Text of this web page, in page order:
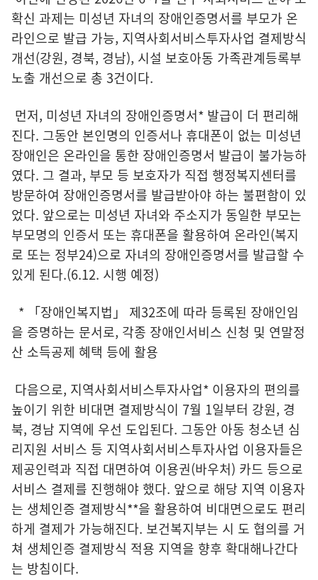
확신 과제는 미성년 자녀의 장애인증명서를 부모가 온
라인으로 발급 가능, 지역사회서비스투자사업 결제방식
개선(강원, 경북, 경남), 시설 보호아동 가족관계등록부
노출 개선으로 총 3건이다.
먼저, 미성년 자녀의 장애인증명서* 발급이 더 편리해
진다. 그동안 본인명의 인증서나 휴대폰이 없는 미성년
장애인은 온라인을 통한 장애인증명서 발급이 불가능하
였다. 그 결과, 부모 등 보호자가 직접 행정복지센터를
방문하여 장애인증명서를 발급받아야 하는 불편함이 있
었다. 앞으로는 미성년 자녀와 주소지가 동일한 부모는
부모명의 인증서 또는 휴대폰을 활용하여 온라인(복지
로 또는 정부24)으로 자녀의 장애인증명서를 발급할 수
있게 된다.(6.12. 시행 예정)
* 「장애인복지법」 제32조에 따라 등록된 장애인임
을 증명하는 문서로, 각종 장애인서비스 신청 및 연말정
산 소득공제 혜택 등에 활용
다음으로, 지역사회서비스투자사업* 이용자의 편의를
높이기 위한 비대면 결제방식이 7월 1일부터 강원, 경
북, 경남 지역에 우선 도입된다. 그동안 아동 청소년 심
리지원 서비스 등 지역사회서비스투자사업 이용자들은
제공인력과 직접 대면하여 이용권(바우처) 카드 등으로
서비스 결제를 진행해야 했다. 앞으로 해당 지역 이용자
는 생체인증 결제방식**을 활용하여 비대면으로도 편리
하게 결제가 가능해진다. 보건복지부는 시 도 협의를 거
쳐 생체인증 결제방식 적용 지역을 향후 확대해나간다
는 방침이다.